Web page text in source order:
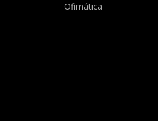
Ofimática